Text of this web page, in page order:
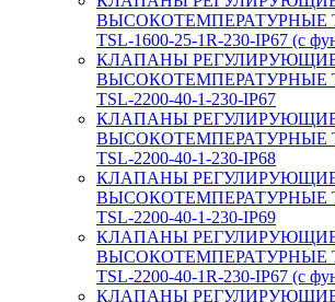
ВЫСОКОТЕМПЕРАТУРНЫЕ
TSL-1600-25-1R-230-IP67 (с
КЛАПАНЫ
ВЫСОКОТЕМПЕРАТУРНЫЕ
TSL-2200-40-1-230-IP67
КЛАПАНЫ
ВЫСОКОТЕМПЕРАТУРНЫЕ
TSL-2200-40-1-230-IP68
КЛАПАНЫ
ВЫСОКОТЕМПЕРАТУРНЫЕ
TSL-2200-40-1-230-IP69
КЛАПАНЫ
ВЫСОКОТЕМПЕРАТУРНЫЕ
TSL-2200-40-1R-230-IP67 (с
КЛАПАНЫ